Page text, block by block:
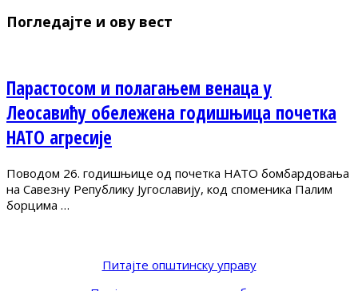
Погледајте и ову вест
Парастосом и полагањем венаца у
Леосавићу обележена годишњица почетка
НАТО агресије
Поводом 26. годишњице од почетка НАТО бомбардовања
на Савезну Републику Југославију, код споменика Палим
борцима …
Питајте општинску управу